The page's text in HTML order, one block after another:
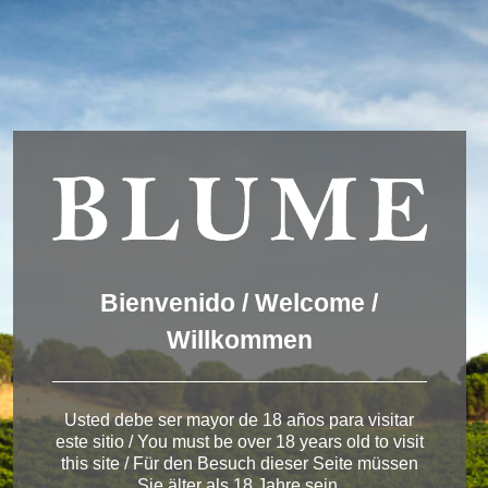
ENGLISH
ESPAÑOL
DEUTSCH
Winery Rueda
< Winery in Rueda
We are using cookies to give you the best experience on our
website.
You can find out more about which cookies we are using or
Bienvenido / Welcome /
Willkommen
Usted debe ser mayor de 18 años para visitar
este sitio / You must be over 18 years old to visit
this site / Für den Besuch dieser Seite müssen